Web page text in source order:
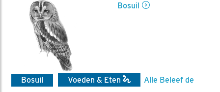
Bosuil
Bosuil Voeden & Eten
Alle Beleef de